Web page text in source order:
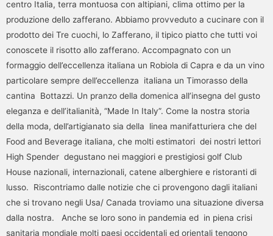
centro Italia, terra montuosa con altipiani, clima ottimo per la
produzione dello zafferano. Abbiamo provveduto a cucinare con il
prodotto dei Tre cuochi, lo Zafferano, il tipico piatto che tutti voi
conoscete il risotto allo zafferano. Accompagnato con un
formaggio dell’eccellenza italiana un Robiola di Capra e da un vino
particolare sempre dell’eccellenza italiana un Timorasso della
cantina Bottazzi. Un pranzo della domenica all’insegna del gusto
eleganza e dell’italianità, “Made In Italy”. Come la nostra storia
della moda, dell’artigianato sia della linea manifatturiera che del
Food and Beverage italiana, che molti estimatori dei nostri lettori
High Spender degustano nei maggiori e prestigiosi golf Club
House nazionali, internazionali, catene alberghiere e ristoranti di
lusso. Riscontriamo dalle notizie che ci provengono dagli italiani
che si trovano negli Usa/ Canada troviamo una situazione diversa
dalla nostra. Anche se loro sono in pandemia ed in piena crisi
sanitaria mondiale molti paesi occidentali ed orientali tengono